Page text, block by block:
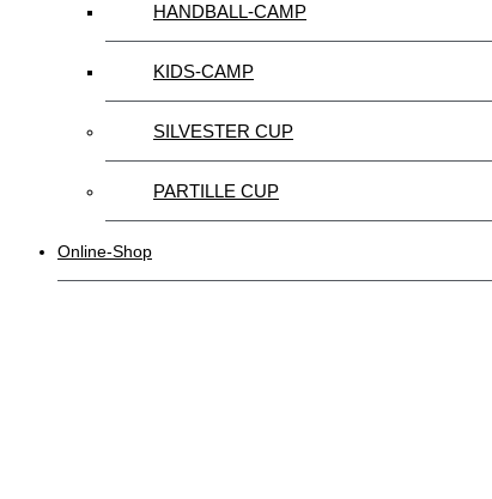
HANDBALL-CAMP
KIDS-CAMP
SILVESTER CUP
PARTILLE CUP
Online-Shop